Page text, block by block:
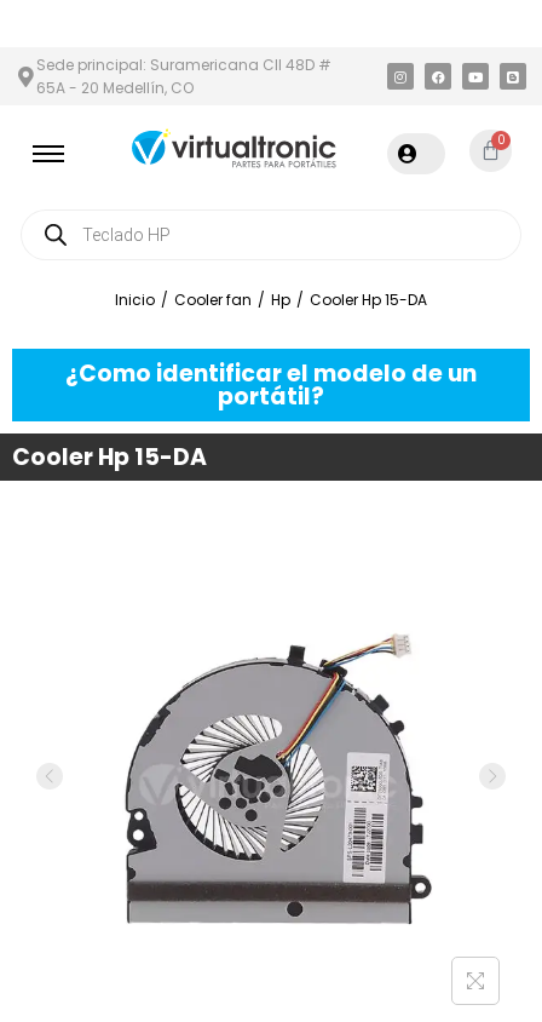
Sede principal: Suramericana Cll 48D #
65A - 20 Medellín, CO
0
Inicio / Cooler fan / Hp / Cooler Hp 15-DA
¿Como identificar el modelo de un
portátil?
Cooler Hp 15-DA